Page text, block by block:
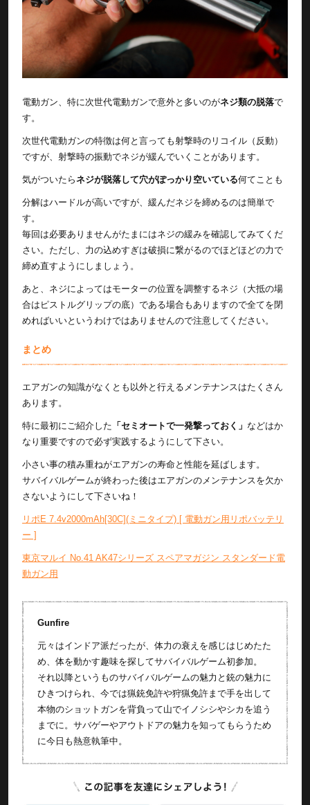
電動ガン、特に次世代電動ガンで意外と多いのがネジ類の脱落で
す。
次世代電動ガンの特徴は何と言っても射撃時のリコイル（反動）
ですが、射撃時の振動でネジが緩んでいくことがあります。
気がついたらネジが脱落して穴がぽっかり空いている何てことも
分解はハードルが高いですが、緩んだネジを締めるのは簡単で
す。
毎回は必要ありませんがたまにはネジの緩みを確認してみてくだ
さい。ただし、力の込めすぎは破損に繋がるのでほどほどの力で
締め直すようにしましょう。
あと、ネジによってはモーターの位置を調整するネジ（大抵の場
合はピストルグリップの底）である場合もありますので全てを閉
めればいいというわけではありませんので注意してください。
まとめ
エアガンの知識がなくとも以外と行えるメンテナンスはたくさん
あります。
特に最初にご紹介した 「セミオートで一発撃っておく」 などはか
なり重要ですので必ず実践するようにして下さい。
小さい事の積み重ねがエアガンの寿命と性能を延ばします。
サバイバルゲームが終わった後はエアガンのメンテナンスを欠か
さないようにして下さいね！
リポE 7.4v2000mAh[30C](ミニタイプ) [ 電動ガン用リポバッテリ
ー ]
東京マルイ No.41 AK47シリーズ スペアマガジン スタンダード電
動ガン用
Gunfire
元々はインドア派だったが、体力の衰えを感じはじめたた
め、体を動かす趣味を探してサバイバルゲーム初参加。
それ以降というものサバイバルゲームの魅力と銃の魅力に
ひきつけられ、今では猟銃免許や狩猟免許まで手を出して
本物のショットガンを背負って山でイノシシやシカを追う
までに。サバゲーやアウトドアの魅力を知ってもらうため
に今日も熱意執筆中。